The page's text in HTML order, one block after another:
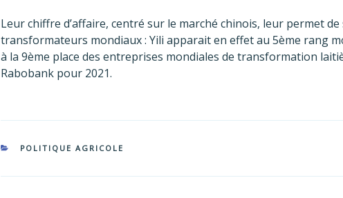
Leur chiffre d’affaire, centré sur le marché chinois, leur permet
transformateurs mondiaux : Yili apparait en effet au 5ème rang
à la 9ème place des entreprises mondiales de transformation
Rabobank pour 2021.
CATÉGORIES
POLITIQUE AGRICOLE